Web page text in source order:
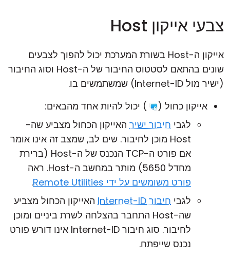
צבעי אייקון Host
אייקון ה-Host בשורת המערכת יכול להפוך לצבעים
שונים בהתאם לסטטוס החיבור של ה-Host וסוג החיבור
(ישיר מול Internet-ID) שמשתמשים בו.
אייקון כחול (
) יכול להיות אחד מהבאים:
לגבי חיבור ישיר האייקון הכחול מצביע שה-
Host מוכן לחיבור. שים לב, שמצב זה אינו אומר
אם פורט ה-TCP הנכנס של ה-Host (ברירת
מחדל 5650) מותר במחשב ה-Host. ראה
פורט משומשים על ידי Remote Utilities
.
לגבי חיבור Internet-ID
האייקון הכחול מצביע
שה-Host התחבר בהצלחה לשרת ביניים ומוכן
לחיבור. סוג חיבור Internet-ID אינו דורש פורט
נכנס שייפתח.